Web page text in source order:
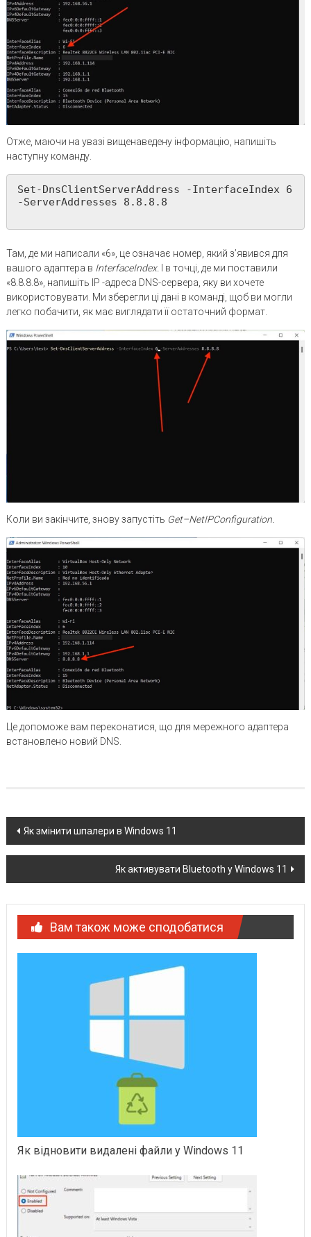
Отже, маючи на увазі вищенаведену інформацію, напишіть
наступну команду.
Set-DnsClientServerAddress -InterfaceIndex 6
-ServerAddresses 8.8.8.8
Там, де ми написали «6», це означає номер, який з’явився для
вашого адаптера в InterfaceIndex.І в точці, де ми поставили
«8.8.8.8», напишіть IP -адреса DNS-сервера, яку ви хочете
використовувати. Ми зберегли ці дані в команді, щоб ви могли
легко побачити, як має виглядати її остаточний формат.
Коли ви закінчите, знову запустіть Get–NetIPConfiguration.
Це допоможе вам переконатися, що для мережного адаптера
встановлено новий DNS.
Post
navigation
Як змінити шпалери в Windows 11
Як активувати Bluetooth у Windows 11
Вам також може сподобатися
Як відновити видалені файли у Windows 11